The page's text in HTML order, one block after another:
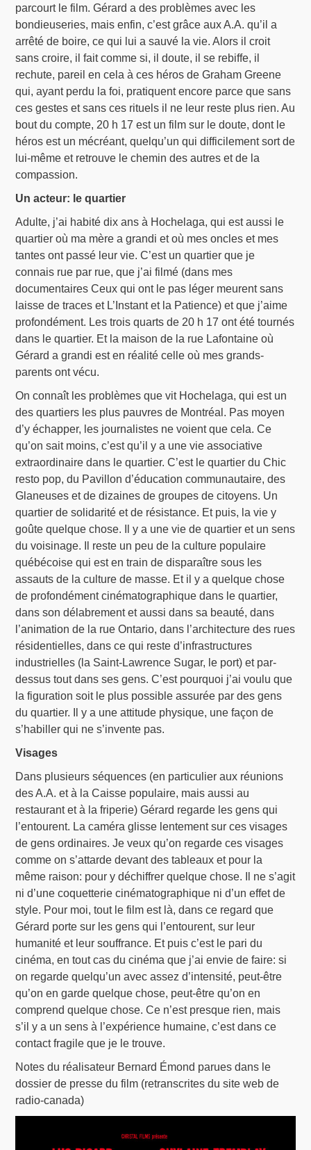
parcourt le film. Gérard a des problèmes avec les
bondieuseries, mais enfin, c’est grâce aux A.A. qu’il a
arrêté de boire, ce qui lui a sauvé la vie. Alors il croit
sans croire, il fait comme si, il doute, il se rebiffe, il
rechute, pareil en cela à ces héros de Graham Greene
qui, ayant perdu la foi, pratiquent encore parce que sans
ces gestes et sans ces rituels il ne leur reste plus rien. Au
bout du compte, 20 h 17 est un film sur le doute, dont le
héros est un mécréant, quelqu’un qui difficilement sort de
lui-même et retrouve le chemin des autres et de la
compassion.
Un acteur: le quartier
Adulte, j’ai habité dix ans à Hochelaga, qui est aussi le
quartier où ma mère a grandi et où mes oncles et mes
tantes ont passé leur vie. C’est un quartier que je
connais rue par rue, que j’ai filmé (dans mes
documentaires Ceux qui ont le pas léger meurent sans
laisse de traces et L’Instant et la Patience) et que j’aime
profondément. Les trois quarts de 20 h 17 ont été tournés
dans le quartier. Et la maison de la rue Lafontaine où
Gérard a grandi est en réalité celle où mes grands-
parents ont vécu.
On connaît les problèmes que vit Hochelaga, qui est un
des quartiers les plus pauvres de Montréal. Pas moyen
d’y échapper, les journalistes ne voient que cela. Ce
qu’on sait moins, c’est qu’il y a une vie associative
extraordinaire dans le quartier. C’est le quartier du Chic
resto pop, du Pavillon d’éducation communautaire, des
Glaneuses et de dizaines de groupes de citoyens. Un
quartier de solidarité et de résistance. Et puis, la vie y
goûte quelque chose. Il y a une vie de quartier et un sens
du voisinage. Il reste un peu de la culture populaire
québécoise qui est en train de disparaître sous les
assauts de la culture de masse. Et il y a quelque chose
de profondément cinématographique dans le quartier,
dans son délabrement et aussi dans sa beauté, dans
l’animation de la rue Ontario, dans l’architecture des rues
résidentielles, dans ce qui reste d’infrastructures
industrielles (la Saint-Lawrence Sugar, le port) et par-
dessus tout dans ses gens. C’est pourquoi j’ai voulu que
la figuration soit le plus possible assurée par des gens
du quartier. Il y a une attitude physique, une façon de
s’habiller qui ne s’invente pas.
Visages
Dans plusieurs séquences (en particulier aux réunions
des A.A. et à la Caisse populaire, mais aussi au
restaurant et à la friperie) Gérard regarde les gens qui
l’entourent. La caméra glisse lentement sur ces visages
de gens ordinaires. Je veux qu’on regarde ces visages
comme on s’attarde devant des tableaux et pour la
même raison: pour y déchiffrer quelque chose. Il ne s’agit
ni d’une coquetterie cinématographique ni d’un effet de
style. Pour moi, tout le film est là, dans ce regard que
Gérard porte sur les gens qui l’entourent, sur leur
humanité et leur souffrance. Et puis c’est le pari du
cinéma, en tout cas du cinéma que j’ai envie de faire: si
on regarde quelqu’un avec assez d’intensité, peut-être
qu’on en garde quelque chose, peut-être qu’on en
comprend quelque chose. Ce n’est presque rien, mais
s’il y a un sens à l’expérience humaine, c’est dans ce
contact fragile que je le trouve.
Notes du réalisateur Bernard Émond parues dans le
dossier de presse du film (retranscrites du site web de
radio-canada)